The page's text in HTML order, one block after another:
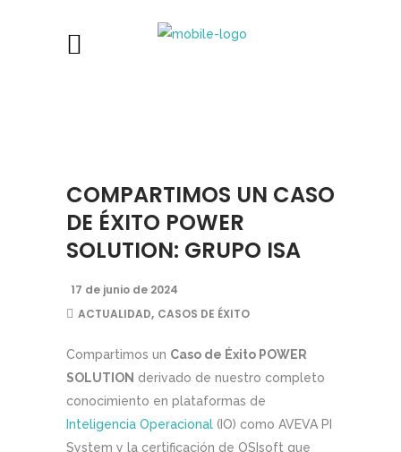
COMPARTIMOS UN CASO
DE ÉXITO POWER
SOLUTION: GRUPO ISA
17 de junio de 2024
ACTUALIDAD, CASOS DE ÉXITO
Compartimos un Caso de Éxito POWER
SOLUTION derivado de nuestro completo
conocimiento en plataformas de
Inteligencia Operacional (IO) como AVEVA PI
System y la certificación de OSIsoft que